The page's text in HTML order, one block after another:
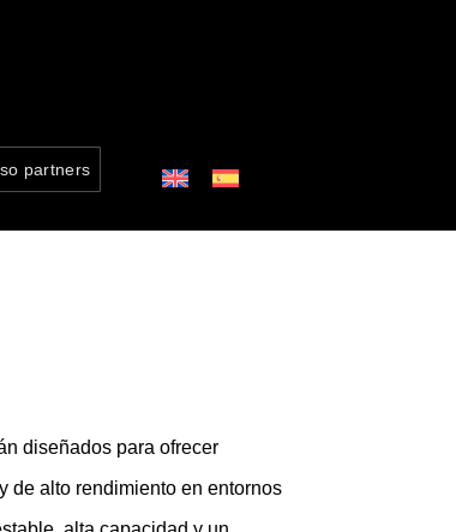
partners
diseñados para ofrecer
de alto rendimiento en entornos